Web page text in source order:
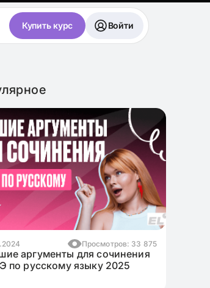
Купить курс Войти
17.11.2024 Просмотров: 10 993
Как написать эссе для ЕГЭ по
английскому языку на максимум?